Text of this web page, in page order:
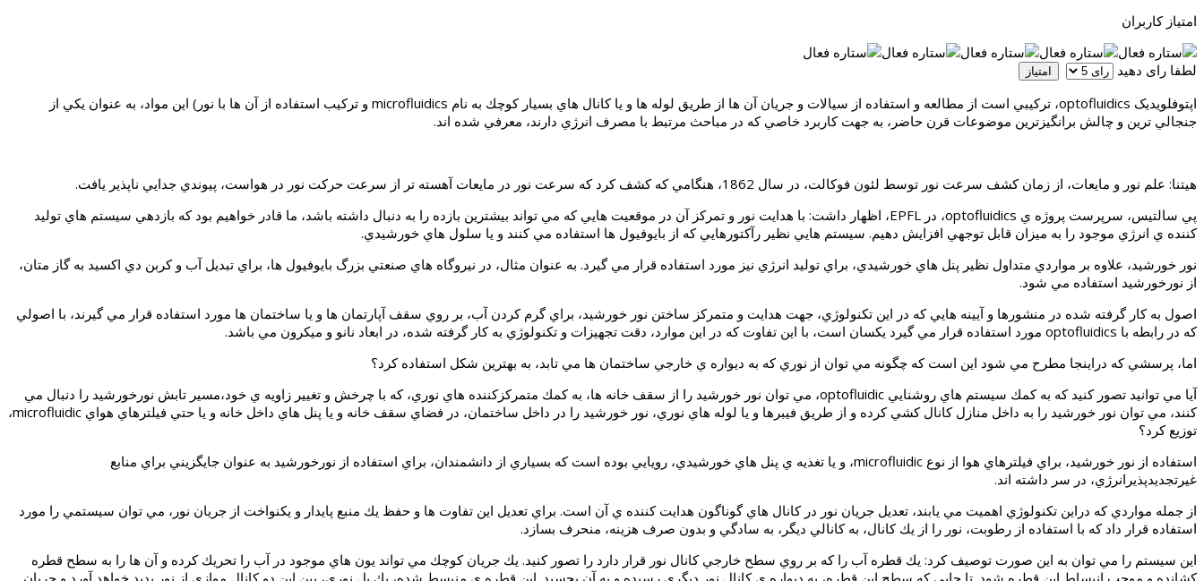
امتیاز کاربران
لطفا رای دهید
اپتوفلویدیک optofluidics، تركيبي است از مطالعه و استفاده از سيالات و جريان آن ها از طريق لوله ها و يا كانال هاي بسيار كوچك به نام microfluidics و تركيب استفاده از آن ها با نور) اين مواد، به عنوان يكي از
جنجالي ترين و چالش برانگيزترين موضوعات قرن حاضر، به جهت كاربرد خاصي كه در مباحث مرتبط با مصرف انرژي دارند، معرفي شده اند.
هيتنا: علم نور و مايعات، از زمان كشف سرعت نور توسط لئون فوكالت، در سال 1862، هنگامي كه كشف كرد كه سرعت نور در مايعات آهسته تر از سرعت حركت نور در هواست، پيوندي جدايي ناپذير يافت.
پي سالتيس، سرپرست پروژه ي optofluidics، در EPFL، اظهار داشت: با هدايت نور و تمركز آن در موقعيت هايي كه مي تواند بيشترين بازده را به دنبال داشته باشد، ما قادر خواهيم بود كه بازدهي سيستم هاي توليد
كننده ي انرژي موجود را به ميزان قابل توجهي افزايش دهيم. سيستم هايي نظير رآكتورهايي كه از بايوفيول ها استفاده مي كنند و يا سلول هاي خورشيدي.
نور خورشيد، علاوه بر مواردي متداول نظير پنل هاي خورشيدي، براي توليد انرژي نيز مورد استفاده قرار مي گيرد. به عنوان مثال، در نيروگاه هاي صنعتي بزرگ بايوفيول ها، براي تبديل آب و كربن دي اكسيد به گاز متان،
از نورخورشيد استفاده مي شود.
اصول به كار گرفته شده در منشورها و آيينه هايي كه در اين تكنولوژي، جهت هدايت و متمركز ساختن نور خورشيد، براي گرم كردن آب، بر روي سقف آپارتمان ها و يا ساختمان ها مورد استفاده قرار مي گيرند، با اصولي
كه در رابطه با optofluidics مورد استفاده قرار مي گيرد يكسان است، با اين تفاوت كه در اين موارد، دقت تجهيزات و تكنولوژي به كار گرفته شده، در ابعاد نانو و ميكرون مي باشد.
اما، پرسشي كه دراينجا مطرح مي شود اين است كه چگونه مي توان از نوري كه به ديواره ي خارجي ساختمان ها مي تابد، به بهترين شكل استفاده كرد؟
آيا مي توانيد تصور كنيد كه به كمك سيستم هاي روشنايي optofluidic، مي توان نور خورشيد را از سقف خانه ها، به كمك متمركزكننده هاي نوري، كه با چرخش و تغيير زاويه ي خود،مسير تابش نورخورشيد را دنبال مي
كنند، مي توان نور خورشيد را به داخل منازل كانال كشي كرده و از طريق فيبرها و يا لوله هاي نوري، نور خورشيد را در داخل ساختمان، در فضاي سقف خانه و يا پنل هاي داخل خانه و يا حتي فيلترهاي هواي microfluidic،
توزيع كرد؟
استفاده از نور خورشيد، براي فيلترهاي هوا از نوع microfluidic، و يا تغذيه ي پنل هاي خورشيدي، رويايي بوده است كه بسياري از دانشمندان، براي استفاده از نورخورشيد به عنوان جايگزيني براي منابع
غيرتجديدپذيرانرژي، در سر داشته اند.
از جمله مواردي كه دراين تكنولوژي اهميت مي يابند، تعديل جريان نور در كانال هاي گوناگون هدايت كننده ي آن است. براي تعديل اين تفاوت ها و حفظ يك منبع پايدار و يكنواخت از جريان نور، مي توان سيستمي را مورد
استفاده قرار داد كه با استفاده از رطوبت، نور را از يك كانال، به كانالي ديگر، به سادگي و بدون صرف هزينه، منحرف بسازد.
اين سيستم را مي توان به اين صورت توصيف كرد: يك قطره آب را كه بر روي سطح خارجي كانال نور قرار دارد را تصور كنيد. يك جريان كوچك مي تواند يون هاي موجود در آب را تحريك كرده و آن ها را به سطح قطره